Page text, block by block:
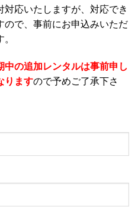
応いたしますが、対応でき
で、事前にお申込みいただ
の追加レンタルは事前申し
りますので予めご了承下さ